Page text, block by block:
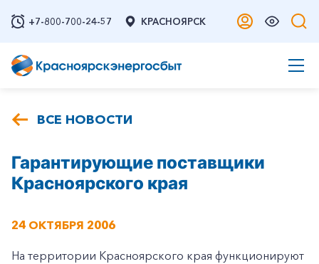
+7-800-700-24-57 КРАСНОЯРСК
ВСЕ НОВОСТИ
Гарантирующие поставщики
Красноярского края
24 ОКТЯБРЯ 2006
На территории Красноярского края функционируют